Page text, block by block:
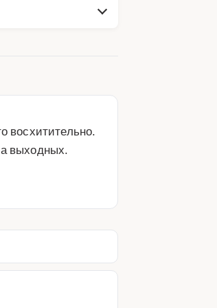
восхитительно.
выходных.